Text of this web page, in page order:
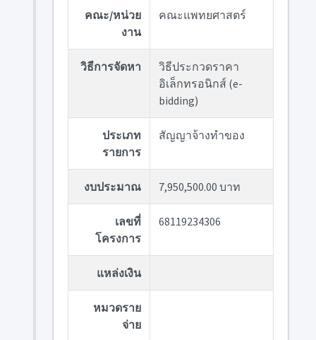
คณะ/หน่วย
งาน
คณะแพทยศาสตร์
วิธีการจัดหา
วิธีประกวดราคา
อิเล็กทรอนิกส์ (e-
bidding)
ประเภท
รายการ
สัญญาจ้างทำของ
งบประมาณ 7,950,500.00 บาท
เลขที่
โครงการ
68119234306
แหล่งเงิน
หมวดราย
จ่าย